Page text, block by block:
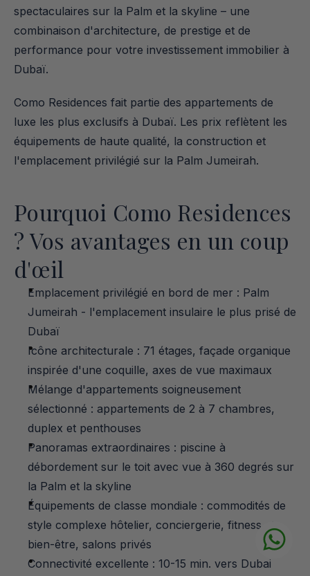
spectaculaires sur la Palm et la skyline – une
combinaison d'architecture, de prestige et de
performance pour votre investissement immobilier à
Dubaï.
Como Residences fait partie des appartements de
luxe les plus exclusifs à Dubaï. Les prix reflètent les
équipements de haute qualité, la construction et
l'emplacement privilégié sur la Palm Jumeirah.
Pourquoi Como Residences
? Vos avantages en un coup
d'œil
Emplacement privilégié en bord de mer : Palm
Jumeirah - l'emplacement insulaire le plus prisé de
Dubaï
Icône architecturale : 71 étages, façade organique
inspirée d'une coquille, axes de vue maximaux
Mélange d'appartements soigneusement
sélectionné : appartements de 2 à 7 chambres,
duplex et penthouses
Panoramas extraordinaires : piscine à
débordement sur le toit avec vue à 360 degrés sur
la Palm et la skyline
Équipements de classe mondiale : commodités de
style complexe hôtelier, conciergerie, fitness et
bien-être, salons privés
Connectivité excellente : 10-15 min. vers Dubai